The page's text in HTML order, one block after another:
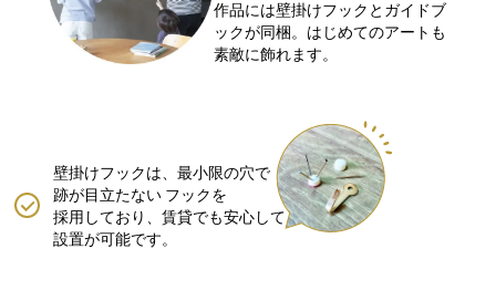
作品には壁掛けフックとガイドブ
ックが同梱。はじめてのアートも
素敵に飾れます。
壁掛けフックは、最小限の穴で
跡が目立たない フックを
採用しており、賃貸でも安心して
設置が可能です。